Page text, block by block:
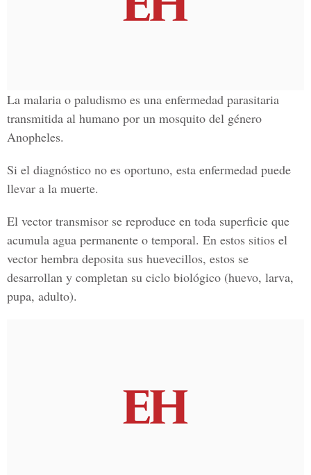
La malaria o paludismo es una enfermedad parasitaria
transmitida al humano por un mosquito del género
Anopheles.
Si el diagnóstico no es oportuno, esta enfermedad puede
llevar a la muerte.
El vector transmisor se reproduce en toda superficie que
acumula agua permanente o temporal. En estos sitios el
vector hembra deposita sus huevecillos, estos se
desarrollan y completan su ciclo biológico (huevo, larva,
pupa, adulto).